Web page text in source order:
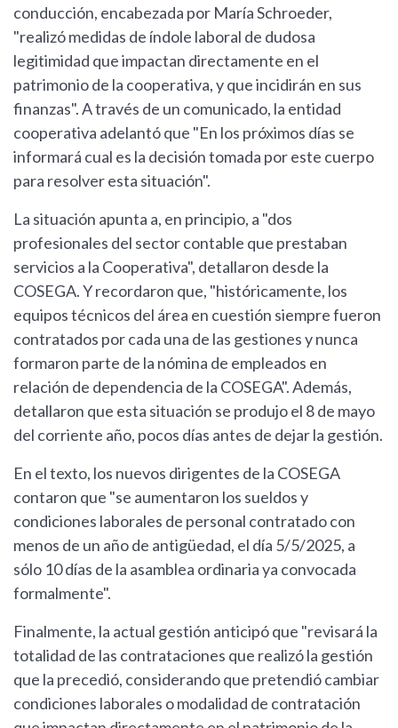
conducción, encabezada por María Schroeder,
"realizó medidas de índole laboral de dudosa
legitimidad que impactan directamente en el
patrimonio de la cooperativa, y que incidirán en sus
finanzas". A través de un comunicado, la entidad
cooperativa adelantó que "En los próximos días se
informará cual es la decisión tomada por este cuerpo
para resolver esta situación".
La situación apunta a, en principio, a "dos
profesionales del sector contable que prestaban
servicios a la Cooperativa", detallaron desde la
COSEGA. Y recordaron que, "históricamente, los
equipos técnicos del área en cuestión siempre fueron
contratados por cada una de las gestiones y nunca
formaron parte de la nómina de empleados en
relación de dependencia de la COSEGA". Además,
detallaron que esta situación se produjo el 8 de mayo
del corriente año, pocos días antes de dejar la gestión.
En el texto, los nuevos dirigentes de la COSEGA
contaron que "se aumentaron los sueldos y
condiciones laborales de personal contratado con
menos de un año de antigüedad, el día 5/5/2025, a
sólo 10 días de la asamblea ordinaria ya convocada
formalmente".
Finalmente, la actual gestión anticipó que "revisará la
totalidad de las contrataciones que realizó la gestión
que la precedió, considerando que pretendió cambiar
condiciones laborales o modalidad de contratación